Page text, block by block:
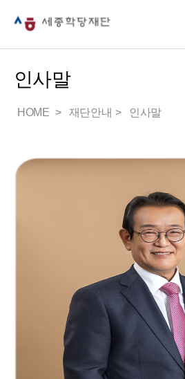
인사말
HOME 재단안내 인사말